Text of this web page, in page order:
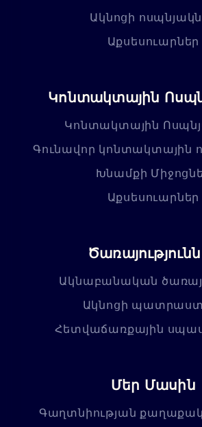
Ակնոցի
Աքսեսուարներ
Կոնտակտային
Կոնտակտային
Գունավոր կոնտակտային
Խնամքի
Աքսեսուարներ
Ակնաբանական
Ակնոցի
Հետվաճառքային
Մեր Մասին
Գաղտնիության